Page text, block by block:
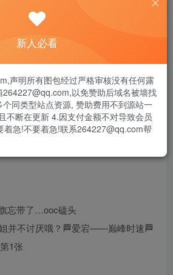
误，请更换浏览器重试，这是百度网盘版本问
解压，请查看《解压教程》
号解禁...等问题请《提交工单》
过这套衣服的露出度也是格外的高
官，姐姐并不讨厌哦？”
忘带了…ooc磕头
新人必看
声明所有图包经过严格审核没有任何露
264227@qq.com,以免赞助后域名被墙找
同类型站点资源, 赞助费用不到源站一
不断在更新 4.因支付金额不对导致会员
着急!不要着急!联系264227@qq.com帮